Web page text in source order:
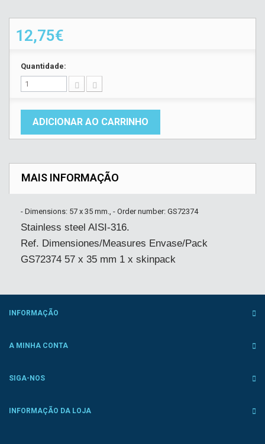
12,75€
Quantidade:
ADICIONAR AO CARRINHO
MAIS INFORMAÇÃO
- Dimensions: 57 x 35 mm., - Order number: GS72374
Stainless steel AISI-316.
Ref. Dimensiones/Measures Envase/Pack
GS72374 57 x 35 mm 1 x skinpack
INFORMAÇÃO
A MINHA CONTA
SIGA-NOS
INFORMAÇÃO DA LOJA